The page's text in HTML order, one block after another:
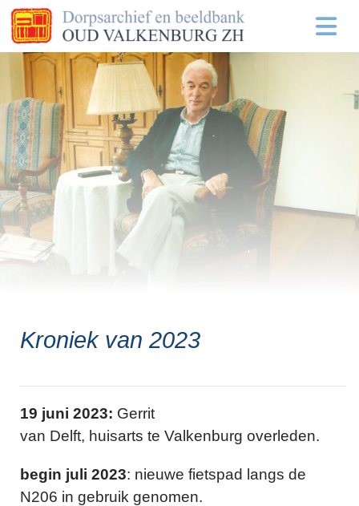
Kroniek van 2023
19 juni 2023: Gerrit
van Delft, huisarts te Valkenburg overleden.
begin juli 2023: nieuwe fietspad langs de
N206 in gebruik genomen.